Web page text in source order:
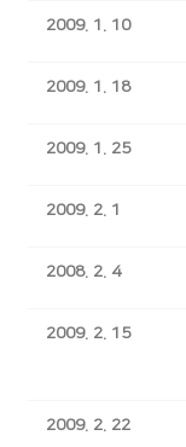
2009. 1. 10
2009. 1. 18
2009. 1. 25
2009. 2. 1
2008. 2. 4
2009. 2. 15
2009. 2. 22